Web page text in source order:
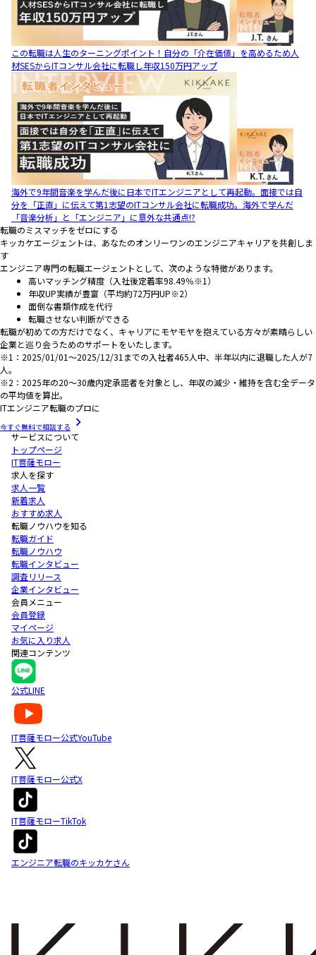
この転職は人生のターニングポイント！自分の「介在価値」を高めるため人
材SESからITコンサル会社に転職し年収150万円アップ
海外で9年間音楽を学んだ後に日本でITエンジニアとして再起動。面接では自
分を「正直」に伝えて第1志望のITコンサル会社に転職成功。海外で学んだ
「音楽分析」と「エンジニア」に意外な共通点!?
転職のミスマッチをゼロにする
キッカケエージェントは、あなたのオンリーワンのエンジニアキャリアを共創しま
す
エンジニア専門の転職エージェントとして、次のような特徴があります。
高いマッチング精度（入社後定着率98.49％※1）
年収UP実績が豊富（平均約72万円UP※2）
面倒な書類作成を代行
転職させない判断ができる
転職が初めての方だけでなく、キャリアにモヤモヤを抱えている方々が素晴らしい
企業と巡り会うためのサポートをいたします。
※1：2025/01/01～2025/12/31までの入社者465人中、半年以内に退職した人が7
人。
※2：2025年の20～30歳内定承諾者を対象とし、年収の減少・維持を含む全データ
の平均値を算出。
ITエンジニア転職のプロに
今すぐ無料で相談する
サービスについて
トップページ
IT菩薩モロー
求人を探す
求人一覧
新着求人
おすすめ求人
転職ノウハウを知る
転職ガイド
転職ノウハウ
転職インタビュー
調査リリース
企業インタビュー
会員メニュー
会員登録
マイページ
お気に入り求人
関連コンテンツ
公式LINE
IT菩薩モロー公式YouTube
IT菩薩モロー公式X
IT菩薩モローTikTok
エンジニア転職のキッカケさん